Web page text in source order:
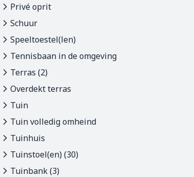
Privé oprit
Schuur
Speeltoestel(len)
Tennisbaan in de omgeving
Terras (2)
Overdekt terras
Tuin
Tuin volledig omheind
Tuinhuis
Tuinstoel(en) (30)
Tuinbank (3)